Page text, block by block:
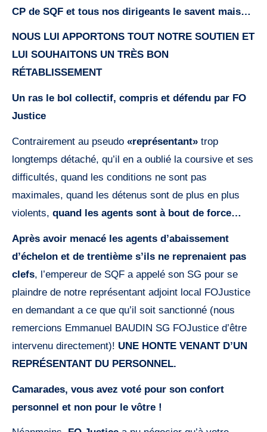
CP de SQF et tous nos dirigeants le savent mais…
NOUS LUI APPORTONS TOUT NOTRE SOUTIEN ET
LUI SOUHAITONS UN TRÈS BON
RÉTABLISSEMENT
Un ras le bol collectif, compris et défendu par FO
Justice
Contrairement au pseudo «représentant» trop
longtemps détaché, qu’il en a oublié la coursive et ses
difficultés, quand les conditions ne sont pas
maximales, quand les détenus sont de plus en plus
violents, quand les agents sont à bout de force…
Après avoir menacé les agents d’abaissement
d’échelon et de trentième s’ils ne reprenaient pas
clefs, l’empereur de SQF a appelé son SG pour se
plaindre de notre représentant adjoint local FOJustice
en demandant a ce que qu’il soit sanctionné (nous
remercions Emmanuel BAUDIN SG FOJustice d’être
intervenu directement)! UNE HONTE VENANT D’UN
REPRÉSENTANT DU PERSONNEL.
Camarades, vous avez voté pour son confort
personnel et non pour le vôtre !